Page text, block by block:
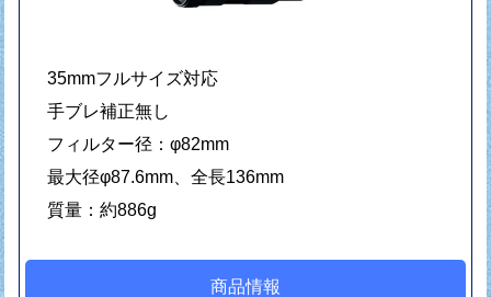
35mmフルサイズ対応
手ブレ補正無し
フィルター径：φ82mm
最大径φ87.6mm、全長136mm
質量：約886g
商品情報